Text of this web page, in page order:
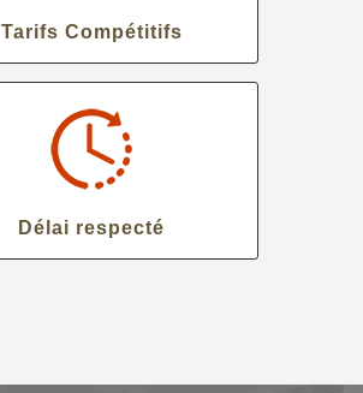
Tarifs Compétitifs
Délai respecté